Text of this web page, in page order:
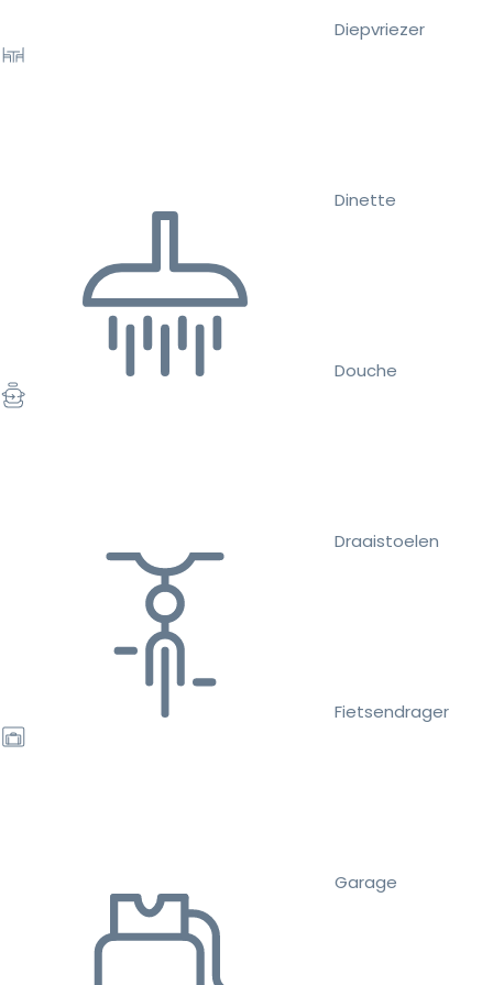
Diepvriezer
Dinette
Douche
Draaistoelen
Fietsendrager
Garage